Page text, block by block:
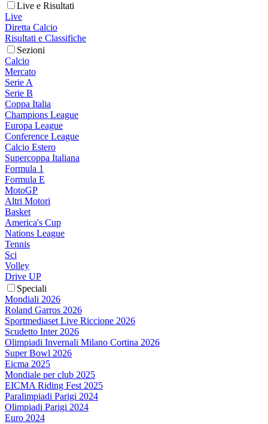
Live e Risultati
Live
Diretta Calcio
Risultati e Classifiche
Sezioni
Calcio
Mercato
Serie A
Serie B
Coppa Italia
Champions League
Europa League
Conference League
Calcio Estero
Supercoppa Italiana
Formula 1
Formula E
MotoGP
Altri Motori
Basket
America's Cup
Nations League
Tennis
Sci
Volley
Drive UP
Speciali
Mondiali 2026
Roland Garros 2026
Sportmediaset Live Riccione 2026
Scudetto Inter 2026
Olimpiadi Invernali Milano Cortina 2026
Super Bowl 2026
Eicma 2025
Mondiale per club 2025
EICMA Riding Fest 2025
Paralimpiadi Parigi 2024
Olimpiadi Parigi 2024
Euro 2024